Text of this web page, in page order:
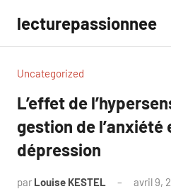
contenu
lecturepassionnee
Uncategorized
L’effet de
gestion de l’anxiété
dépression
par Louise KESTEL avril 9,